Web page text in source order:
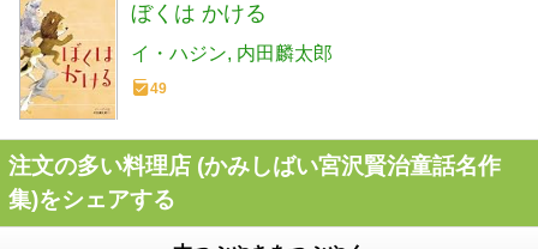
ぼくは かける
イ・ハジン 内田麟太郎
49
注文の多い料理店 (かみしばい宮沢賢治童話名作
集)をシェアする